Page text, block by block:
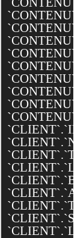
`CLIENT`.`ID`,